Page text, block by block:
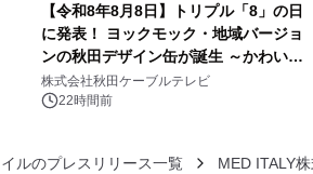
【令和8年8月8日】トリプル「8」の日
に発表！ ヨックモック・地域バージョ
ンの秋田デザイン缶が誕生 ～かわいい
秋田犬の子犬と秋田の四季と名所を巡
るパッケージ～ 9月1日(火)秋田県内で
株式会社秋田ケーブルテレビ
22時間前
ルのプレスリリース一覧 MED ITALY